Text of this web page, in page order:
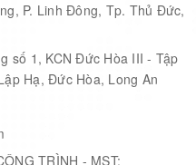
P. Linh Đông, Tp. Thủ Đức,
số 1, KCN Đức Hòa III - Tập
Hạ, Đức Hòa, Long An
TRÌNH - MST: